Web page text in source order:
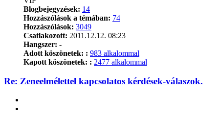
Blogbejegyzések: 14
Hozzászólások a témában: 74
Hozzászólások: 3049
Csatlakozott: 2011.12.12. 08:23
Hangszer: -
Adott köszönetek: : 983 alkalommal
Kapott köszönetek: : 2477 alkalommal
Re: Zeneelmélettel kapcsolatos kérdések-válaszok.